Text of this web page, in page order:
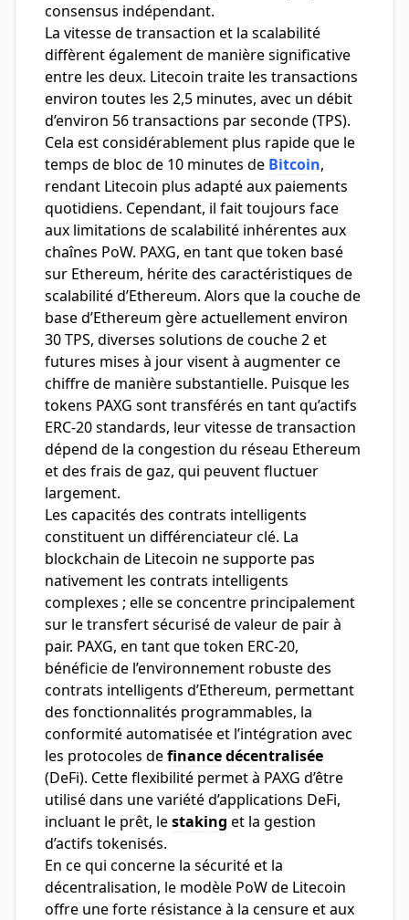
consensus indépendant.
La vitesse de transaction et la scalabilité
diffèrent également de manière significative
entre les deux. Litecoin traite les transactions
environ toutes les 2,5 minutes, avec un débit
d’environ 56 transactions par seconde (TPS).
Cela est considérablement plus rapide que le
temps de bloc de 10 minutes de Bitcoin,
rendant Litecoin plus adapté aux paiements
quotidiens. Cependant, il fait toujours face
aux limitations de scalabilité inhérentes aux
chaînes PoW. PAXG, en tant que token basé
sur Ethereum, hérite des caractéristiques de
scalabilité d’Ethereum. Alors que la couche de
base d’Ethereum gère actuellement environ
30 TPS, diverses solutions de couche 2 et
futures mises à jour visent à augmenter ce
chiffre de manière substantielle. Puisque les
tokens PAXG sont transférés en tant qu’actifs
ERC-20 standards, leur vitesse de transaction
dépend de la congestion du réseau Ethereum
et des frais de gaz, qui peuvent fluctuer
largement.
Les capacités des contrats intelligents
constituent un différenciateur clé. La
blockchain de Litecoin ne supporte pas
nativement les contrats intelligents
complexes ; elle se concentre principalement
sur le transfert sécurisé de valeur de pair à
pair. PAXG, en tant que token ERC-20,
bénéficie de l’environnement robuste des
contrats intelligents d’Ethereum, permettant
des fonctionnalités programmables, la
conformité automatisée et l’intégration avec
les protocoles definance décentralisée
(DeFi). Cette flexibilité permet à PAXG d’être
utilisé dans une variété d’applications DeFi,
incluant le prêt, lestaking et la gestion
d’actifs tokenisés.
En ce qui concerne la sécurité et la
décentralisation, le modèle PoW de Litecoin
offre une forte résistance à la censure et aux